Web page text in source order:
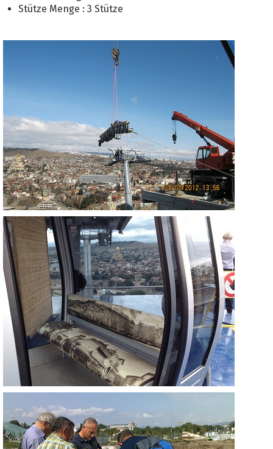
Stütze Menge : 3 Stütze